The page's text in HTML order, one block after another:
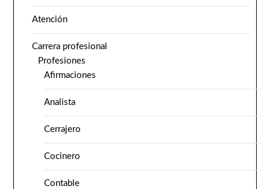
Atención
Carrera profesional
Profesiones
Afirmaciones
Analista
Cerrajero
Cocinero
Contable